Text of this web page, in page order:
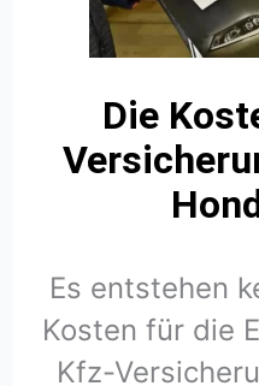
Die
Es entstehen
Kosten für die
Kfz-